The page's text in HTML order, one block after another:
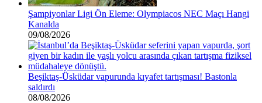
Şampiyonlar Ligi Ön Eleme: Olympiacos NEC Maçı Hangi
Kanalda
09/08/2026
Beşiktaş-Üsküdar vapurunda kıyafet tartışması! Bastonla
saldırdı
08/08/2026